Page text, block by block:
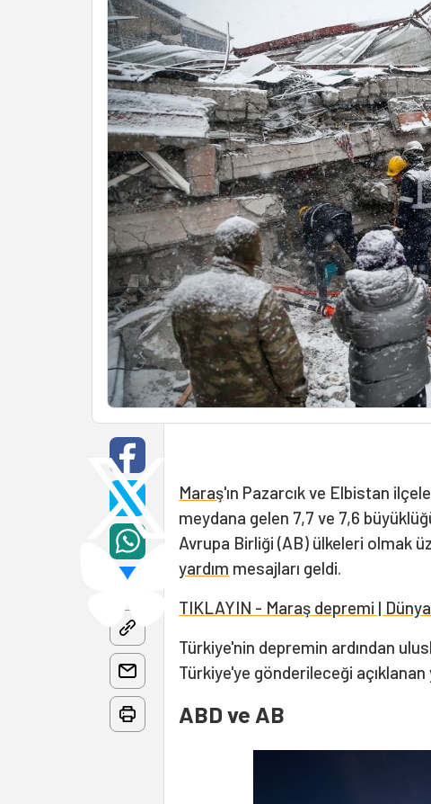
Maraş'ın Pazarcık ve Elbistan
meydana gelen 7,7 ve 7,6
Avrupa Birliği (AB) ülkeleri olmak
yardım mesajları geldi.
TIKLAYIN - Maraş depremi |
Türkiye'nin depremin ardından
Türkiye'ye gönderileceği
ABD ve AB